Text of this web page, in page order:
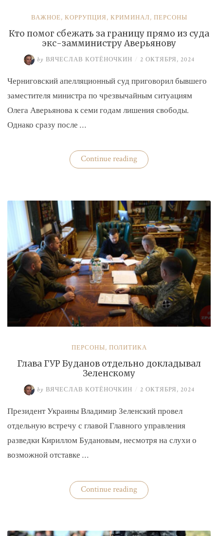
ВАЖНОЕ, КОРРУПЦИЯ, КРИМИНАЛ, ПЕРСОНЫ
Кто помог сбежать за границу прямо из суда
экс-замминистру Аверьянову
by ВЯЧЕСЛАВ КОТЁНОЧКИН / 2 ОКТЯБРЯ, 2024
Черниговский апелляционный суд приговорил бывшего
заместителя министра по чрезвычайным ситуациям
Олега Аверьянова к семи годам лишения свободы.
Однако сразу после …
Continue reading«Кто
помог
прямо
из
суда
экс-
замминистру
Аверьянову»
ПЕРСОНЫ, ПОЛИТИКА
Глава ГУР Буданов отдельно докладывал
Зеленскому
by ВЯЧЕСЛАВ КОТЁНОЧКИН / 2 ОКТЯБРЯ, 2024
Президент Украины Владимир Зеленский провел
отдельную встречу с главой Главного управления
разведки Кириллом Будановым, несмотря на слухи о
возможной отставке …
Continue reading«Глава
ГУР
Зеленскому»